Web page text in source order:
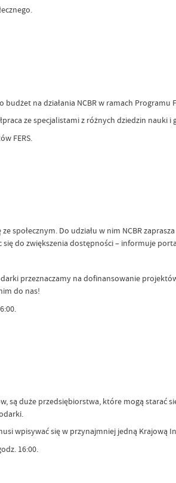
na działania NCBR w ramach Programu
ze specjalistami z różnych dziedzin nauki i
FERS.
społecznym. Do udziału w nim NCBR
do zwiększenia dostępności – informuje
przeznaczamy na dofinansowanie
do nas!
duże przedsiębiorstwa, które mogą starać
wpisywać się w przynajmniej jedną Krajową
16:00.